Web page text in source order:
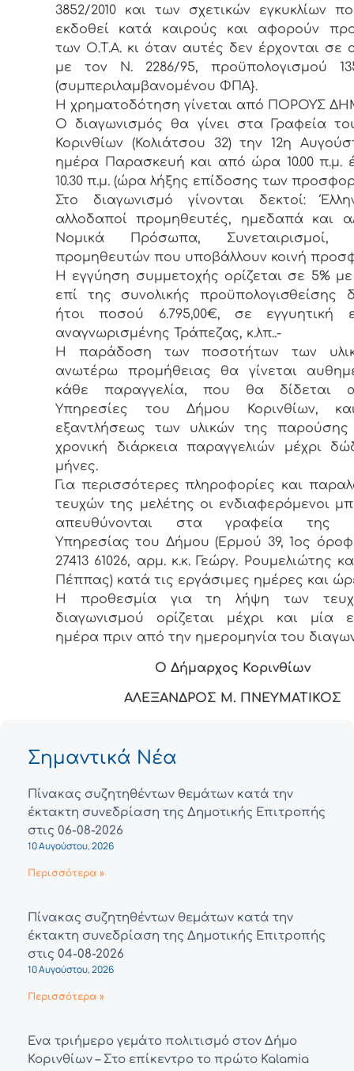
3852/2010 και των σχετικών εγκυκλίων
εκδοθεί κατά καιρούς και αφορούν
των Ο.Τ.Α. κι όταν αυτές δεν έρχονται σε
με τον Ν. 2286/95, προϋπολογισμού
(συμπεριλαμβανομένου ΦΠΑ}.
Η χρηματοδότηση γίνεται από ΠΟΡΟΥΣ
Ο διαγωνισμός θα γίνει στα Γραφεία
Κορινθίων (Κολιάτσου 32) την 12η
ημέρα Παρασκευή και από ώρα 10.00 π.μ.
10.30 π.μ. (ώρα λήξης επίδοσης των
Στο διαγωνισμό γίνονται δεκτοί:
αλλοδαποί προμηθευτές, ημεδαπά και
Νομικά Πρόσωπα, Συνεταιρισμοί,
προμηθευτών που υποβάλλουν κοινή
Η εγγύηση συμμετοχής ορίζεται σε 5%
επί της συνολικής προϋπολογισθείσης
ήτοι ποσού 6.795,00€, σε εγγυητική
αναγνωρισμένης Τράπεζας, κ.λπ..-
Η παράδοση των ποσοτήτων των
ανωτέρω προμήθειας θα γίνεται
κάθε παραγγελία, που θα δίδεται
Υπηρεσίες του Δήμου Κορινθίων,
εξαντλήσεως των υλικών της παρούσης
χρονική διάρκεια παραγγελιών μέχρι
μήνες.
Για περισσότερες πληροφορίες και
τευχών της μελέτης οι ενδιαφερόμενοι
απευθύνονται στα γραφεία της
Υπηρεσίας του Δήμου (Ερμού 39, 1ος
27413 61026, αρμ. κ.κ. Γεώργ. Ρουμελιώτης
Πέππας) κατά τις εργάσιμες ημέρες και
Η προθεσμία για τη λήψη των
διαγωνισμού ορίζεται μέχρι και μία
ημέρα πριν από την ημερομηνία του
Ο Δήμαρχος Κορινθίων
ΑΛΕΞΑΝΔΡΟΣ Μ. ΠΝΕΥΜΑΤΙΚΟΣ
Σημαντικά Νέα
Πίνακας συζητηθέντων θεμάτων κατά την
έκτακτη συνεδρίαση της Δημοτικής Επιτροπής
στις 06-08-2026
10 Αυγούστου, 2026
Περισσότερα »
Πίνακας συζητηθέντων θεμάτων κατά την
έκτακτη συνεδρίαση της Δημοτικής Επιτροπής
στις 04-08-2026
10 Αυγούστου, 2026
Περισσότερα »
Ένα τριήμερο γεμάτο πολιτισμό στον Δήμο
Κορινθίων – Στο επίκεντρο το πρώτο Kalamia